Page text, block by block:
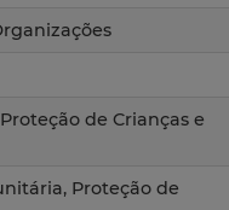
de Crianças e
Proteção de